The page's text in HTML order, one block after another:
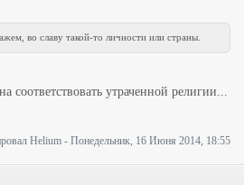
во славу такой-то личности или страны.
соответствовать утраченной религии...
Helium - Понедельник, 16 Июня 2014, 18:55